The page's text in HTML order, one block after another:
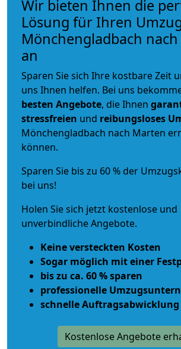
Wir bieten Ihnen die
Lösung für Ihren
Mönchengladbach
an
Sparen Sie sich Ihre kostbare Zeit
uns Ihnen helfen. Bei uns
besten Angebote, die Ihnen
stressfreien und reibungsloses
Mönchengladbach nach Marten
können.
Sparen Sie bis zu 60 % der
bei uns!
Holen Sie sich jetzt kostenlose und
unverbindliche Angebote.
Keine versteckten Kosten
Sogar möglich mit einer
bis zu ca. 60 % sparen
professionelle
schnelle Auftragsabwicklung
Kostenlose Angebote